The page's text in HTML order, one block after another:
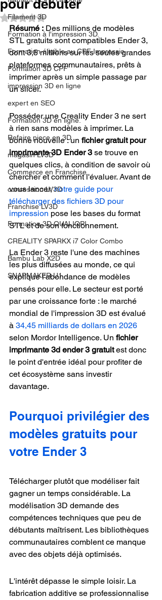
Filament 3D
Formation à l'impression 3D.
Formation éligible au CPF Impressio
Formation 3D CPF
impression 3D en ligne
expert en SEO
Formation 3D en ligne.
Refaire piece en 3D
magasin LV3D
Commerce en Franchise
concession LV3D
Franchise LV3D
Formation 3D QUALIOPI
CREALITY SPARKX i7 Color Combo
Bambu Lab X2D
SNAPMAKER U1
pour débuter
Noté NaN étoiles sur 5.
Résumé : Des millions de modèles
STL gratuits sont compatibles Ender 3,
dont 3,5 millions sur les seules grandes
plateformes communautaires, prêts à
imprimer après un simple passage par
un slicer.
Posséder une Creality Ender 3 ne sert
à rien sans modèles à imprimer. La
bonne nouvelle : un fichier gratuit pour
imprimante 3D Ender 3 se trouve en
quelques clics, à condition de savoir où
chercher et comment l'évaluer. Avant de
vous lancer, notre guide pour
télécharger des fichiers 3D pour
impression pose les bases du format
STL et de son fonctionnement.
La Ender 3 reste l'une des machines
les plus diffusées au monde, ce qui
explique l'abondance de modèles
pensés pour elle. Le secteur est porté
par une croissance forte : le marché
mondial de l'impression 3D est évalué
à 34,45 milliards de dollars en 2026
selon Mordor Intelligence. Un fichier
imprimante 3d ender 3 gratuit est donc
le point d'entrée idéal pour profiter de
cet écosystème sans investir
davantage.
Pourquoi privilégier des
modèles gratuits pour
votre Ender 3
Télécharger plutôt que modéliser fait
gagner un temps considérable. La
modélisation 3D demande des
compétences techniques que peu de
débutants maîtrisent. Les bibliothèques
communautaires comblent ce manque
avec des objets déjà optimisés.
L'intérêt dépasse le simple loisir. La
fabrication additive se professionnalise